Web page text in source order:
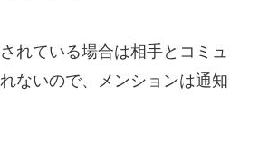
れている場合は相手とコミュ
ないので、メンションは通知